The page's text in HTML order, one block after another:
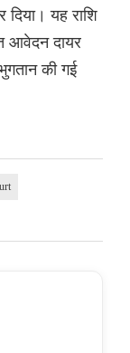
यह राशि
आवेदन दायर
की गई